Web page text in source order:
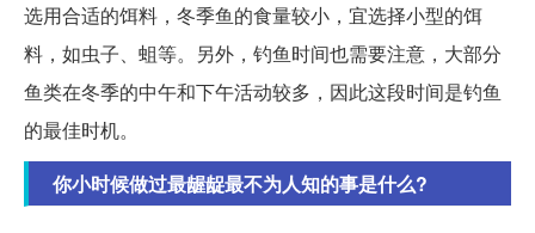
选用合适的饵料，冬季鱼的食量较小，宜选择小型的饵
料，如虫子、蛆等。另外，钓鱼时间也需要注意，大部分
鱼类在冬季的中午和下午活动较多，因此这段时间是钓鱼
的最佳时机。
你小时候做过最龌龊最不为人知的事是什么?